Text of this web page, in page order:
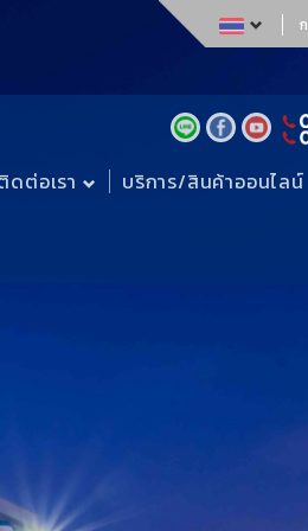
ก
ดต่อเรา บริการ/สินค้าออนไลน์